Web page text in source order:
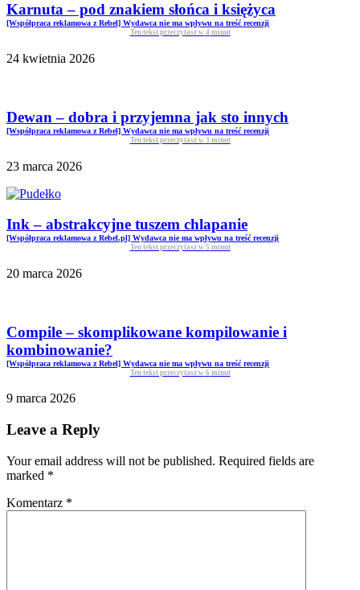
Karnuta – pod znakiem słońca i księżyca
[Współpraca reklamowa z Rebel] Wydawca nie ma wpływu na treść recenzji
Ten tekst przeczytasz w 4 minut
24 kwietnia 2026
Dewan – dobra i przyjemna jak sto innych
[Współpraca reklamowa z Rebel] Wydawca nie ma wpływu na treść recenzji
Ten tekst przeczytasz w 3 minut
23 marca 2026
Ink – abstrakcyjne tuszem chlapanie
[Współpraca reklamowa z Rebel.pl] Wydawca nie ma wpływu na treść recenzji
Ten tekst przeczytasz w 5 minut
20 marca 2026
Compile – skomplikowane kompilowanie i
kombinowanie?
[Współpraca reklamowa z Rebel] Wydawca nie ma wpływu na treść recenzji
Ten tekst przeczytasz w 6 minut
9 marca 2026
Leave a Reply
Your email address will not be published. Required fields are
marked *
Komentarz *